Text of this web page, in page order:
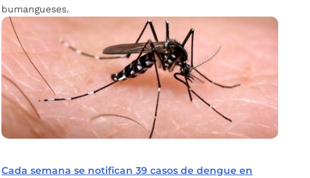
bumangueses.
Cada semana se notifican 39 casos de dengue en